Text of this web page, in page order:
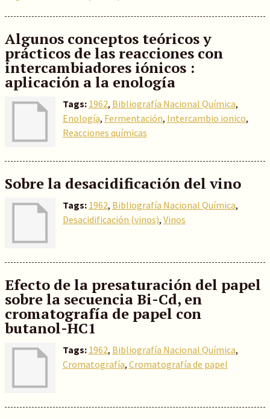
Algunos conceptos teóricos y
prácticos de las reacciones con
intercambiadores iónicos :
aplicación a la enología
Tags: 1962, Bibliografía Nacional Química,
Enología, Fermentación, Intercambio ionico,
Reacciones químicas
Sobre la desacidificación del vino
Tags: 1962, Bibliografía Nacional Química,
Desacidificación (vinos), Vinos
Efecto de la presaturación del papel
sobre la secuencia Bi-Cd, en
cromatografía de papel con
butanol-HC1
Tags: 1962, Bibliografía Nacional Química,
Cromatografía, Cromatografía de papel